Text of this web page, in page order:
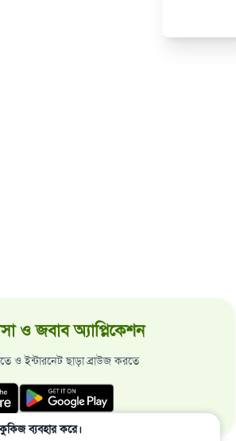
ও জবাব অ্যাপ্লিকেশন
ও ইন্টারনেট ছাড়া ব্রাউজ করতে
ব্যবহার করে।